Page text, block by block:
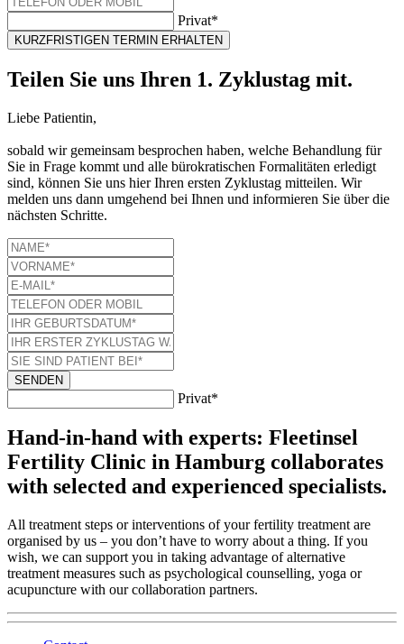
Privat*
KURZFRISTIGEN TERMIN ERHALTEN
Teilen Sie uns Ihren 1. Zyklustag mit.
Liebe Patientin,
sobald wir gemeinsam besprochen haben, welche Behandlung für
Sie in Frage kommt und alle bürokratischen Formalitäten erledigt
sind, können Sie uns hier Ihren ersten Zyklustag mitteilen. Wir
melden uns dann umgehend bei Ihnen und informieren Sie über die
nächsten Schritte.
SENDEN
Privat*
Hand-in-hand with experts: Fleetinsel
Fertility Clinic in Hamburg collaborates
with selected and experienced specialists.
All treatment steps or interventions of your fertility treatment are
organised by us – you don’t have to worry about a thing. If you
wish, we can support you in taking advantage of alternative
treatment measures such as psychological counselling, yoga or
acupuncture with our collaboration partners.